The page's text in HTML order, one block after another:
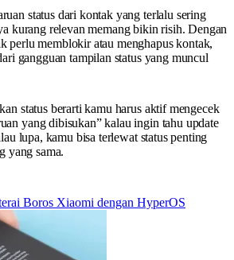
status dari kontak yang terlalu sering
kurang relevan memang bikin risih. Dengan
perlu memblokir atau menghapus kontak,
gangguan tampilan status yang muncul
status berarti kamu harus aktif mengecek
yang dibisukan” kalau ingin tahu update
lupa, kamu bisa terlewat status penting
yang sama.
Boros Xiaomi dengan HyperOS